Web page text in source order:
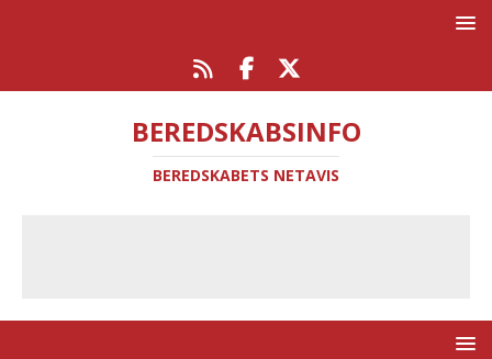
BEREDSKABSINFO
BEREDSKABETS NETAVIS